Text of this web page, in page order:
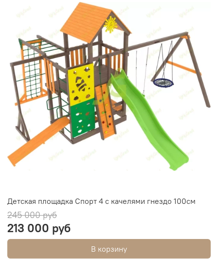
Детская площадка Спорт 4 с качелями гнездо 100см
245 000 руб
213 000 руб
В корзину